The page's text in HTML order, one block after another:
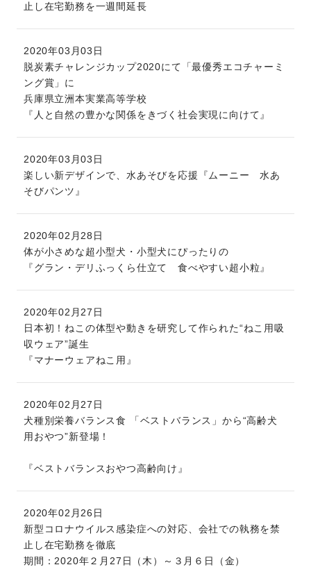
止し在宅勤務を一週間延長
2020年03月03日
脱炭素チャレンジカップ2020にて「最優秀エコチャーミ
ング賞」に
兵庫県立洲本実業高等学校
『人と自然の豊かな関係をきづく社会実現に向けて』
2020年03月03日
楽しい新デザインで、水あそびを応援『ムーニー 水あ
そびパンツ』
2020年02月28日
体が小さめな超小型犬・小型犬にぴったりの
『グラン・デリふっくら仕立て 食べやすい超小粒』
2020年02月27日
日本初！ねこの体型や動きを研究して作られた“ねこ用吸
収ウェア”誕生
『マナーウェアねこ用』
2020年02月27日
犬種別栄養バランス食 「ベストバランス」から“高齢犬
用おやつ”新登場！
『ベストバランスおやつ高齢向け』
2020年02月26日
新型コロナウイルス感染症への対応、会社での執務を禁
止し在宅勤務を徹底
期間：2020年２月27日（木）～３月６日（金）